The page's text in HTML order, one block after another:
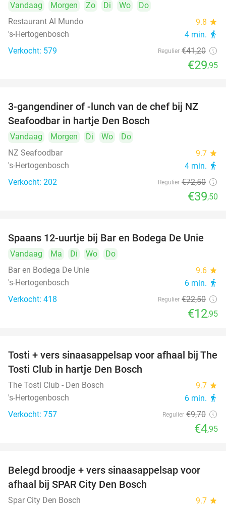
Vandaag Morgen Zo Di Wo
Do
Restaurant Al Mundo
9.8 star
's-Hertogenbosch 4 min. directions_walk
Verkocht: 579 Regulier €41,20
€29,95
46%
3-gangendiner of -lunch van de chef bij NZ
Seafoodbar in hartje Den Bosch
Vandaag Morgen Di Wo
Do
NZ Seafoodbar
9.7 star
's-Hertogenbosch 4 min. directions_walk
Verkocht: 202 Regulier €72,50
€39,50
42%
Spaans 12-uurtje bij Bar en Bodega De Unie
Vandaag Ma Di Wo
Do
Bar en Bodega De Unie
9.6 star
's-Hertogenbosch 6 min. directions_walk
Verkocht: 418 Regulier €22,50
€12,95
49%
Tosti + vers sinaasappelsap voor afhaal bij The
Tosti Club in hartje Den Bosch
The Tosti Club - Den Bosch 9.7 star
's-Hertogenbosch 6 min. directions_walk
Verkocht: 757 Regulier €9,70
€4,95
37%
Belegd broodje + vers sinaasappelsap voor
afhaal bij SPAR City Den Bosch
Spar City Den Bosch 9.7 star